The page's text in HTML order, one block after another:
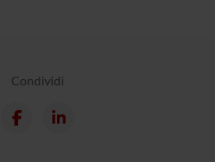
Condividi